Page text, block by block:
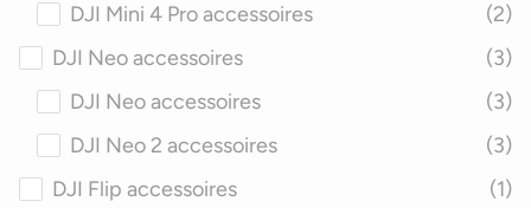
DJI Mini 4 Pro accessoires
(2)
DJI Neo accessoires
(3)
DJI Neo accessoires
(3)
DJI Neo 2 accessoires
(3)
DJI Flip accessoires
(1)